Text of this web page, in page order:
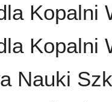
Kopalni
Kopalni
Nauki